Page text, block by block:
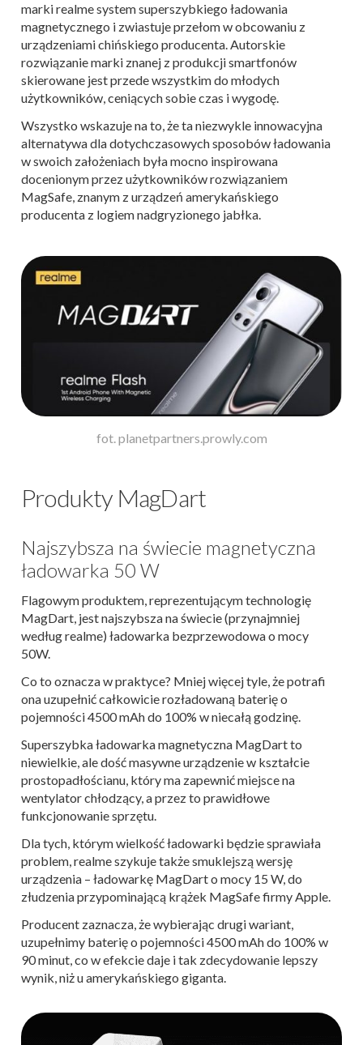
marki realme system superszybkiego ładowania
magnetycznego i zwiastuje przełom w obcowaniu z
urządzeniami chińskiego producenta. Autorskie
rozwiązanie marki znanej z produkcji smartfonów
skierowane jest przede wszystkim do młodych
użytkowników, ceniących sobie czas i wygodę.
Wszystko wskazuje na to, że ta niezwykle innowacyjna
alternatywa dla dotychczasowych sposobów ładowania
w swoich założeniach była mocno inspirowana
docenionym przez użytkowników rozwiązaniem
MagSafe, znanym z urządzeń amerykańskiego
producenta z logiem nadgryzionego jabłka.
fot. planetpartners.prowly.com
Produkty MagDart
Najszybsza na świecie magnetyczna
ładowarka 50 W
Flagowym produktem, reprezentującym technologię
MagDart, jest najszybsza na świecie (przynajmniej
według realme) ładowarka bezprzewodowa o mocy
50W.
Co to oznacza w praktyce? Mniej więcej tyle, że potrafi
ona uzupełnić całkowicie rozładowaną baterię o
pojemności 4500 mAh do 100% w niecałą godzinę.
Superszybka ładowarka magnetyczna MagDart to
niewielkie, ale dość masywne urządzenie w kształcie
prostopadłościanu, który ma zapewnić miejsce na
wentylator chłodzący, a przez to prawidłowe
funkcjonowanie sprzętu.
Dla tych, którym wielkość ładowarki będzie sprawiała
problem, realme szykuje także smuklejszą wersję
urządzenia – ładowarkę MagDart o mocy 15 W, do
złudzenia przypominającą krążek MagSafe firmy Apple.
Producent zaznacza, że wybierając drugi wariant,
uzupełnimy baterię o pojemności 4500 mAh do 100% w
90 minut, co w efekcie daje i tak zdecydowanie lepszy
wynik, niż u amerykańskiego giganta.